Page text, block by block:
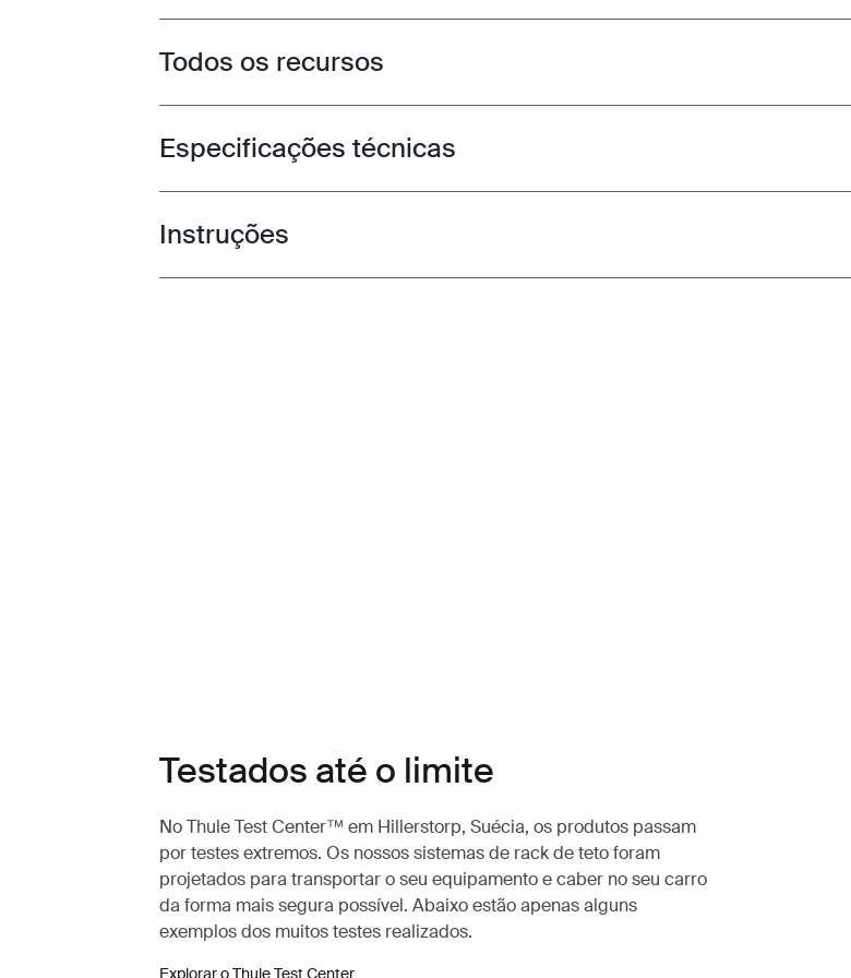
Toggle features
Todos os recursos
Toggle techspec
Especificações técnicas
Toggle guides and instructions
Instruções
Testados até o limite
No Thule Test Center™ em Hillerstorp, Suécia, os produtos passam
por testes extremos. Os nossos sistemas de rack de teto foram
projetados para transportar o seu equipamento e caber no seu carro
da forma mais segura possível. Abaixo estão apenas alguns
exemplos dos muitos testes realizados.
Explorar o Thule Test Center